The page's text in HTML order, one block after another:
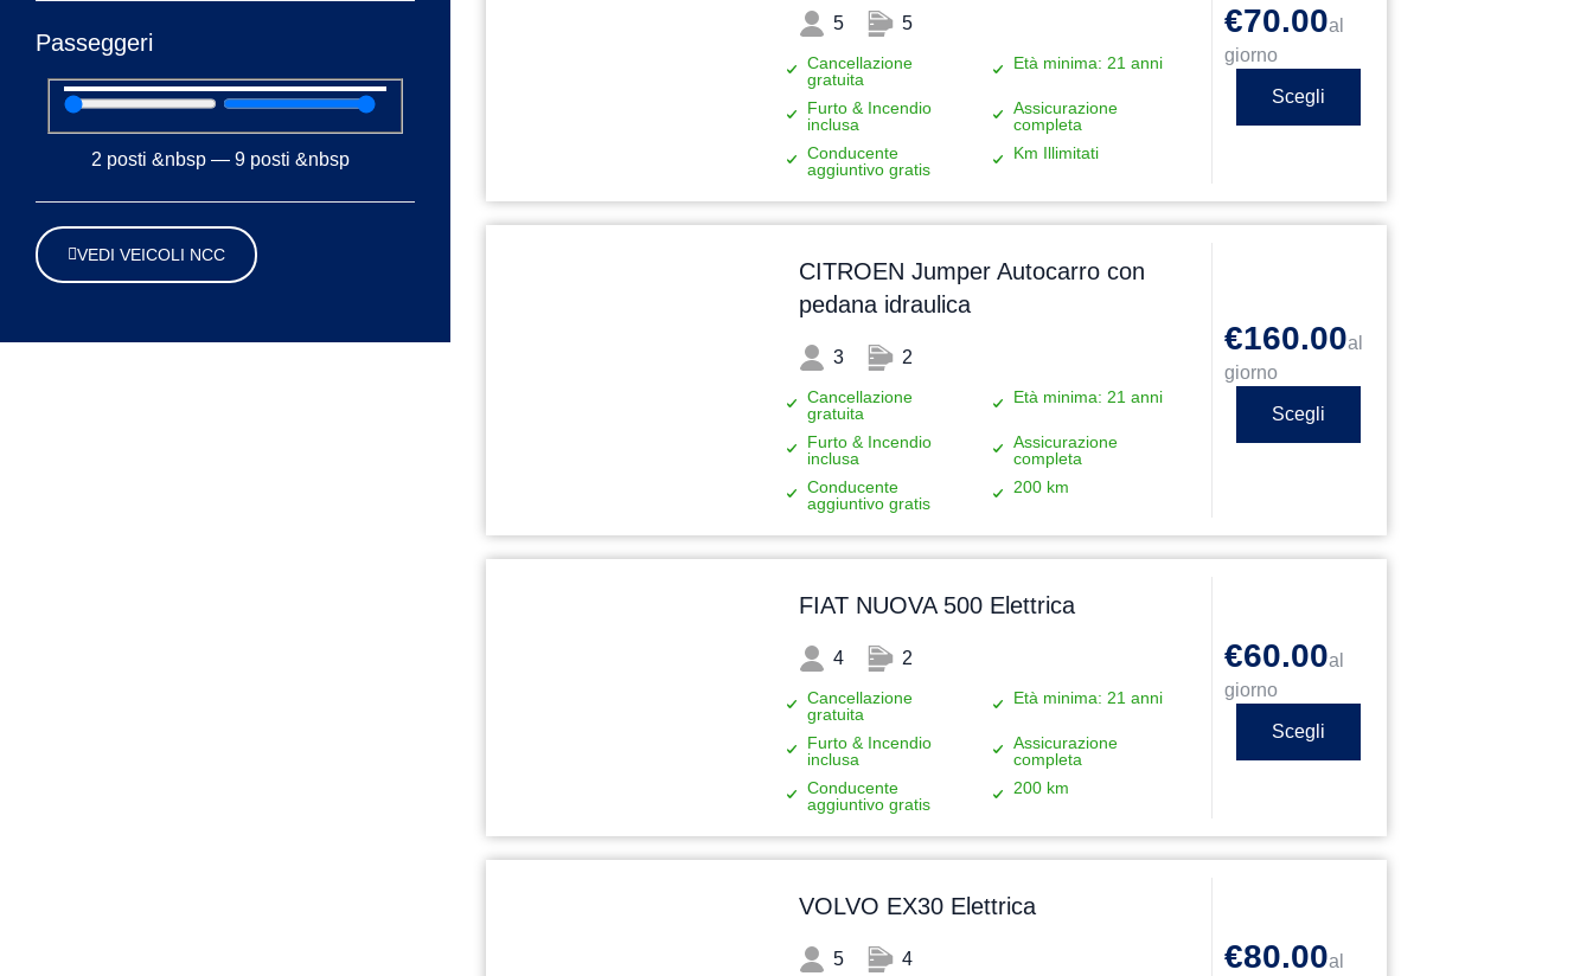
Passeggeri
2 posti &nbsp— 9 posti &nbsp
VEDI VEICOLI NCC
5 5
Cancellazione
gratuita
Età minima: 21 anni
Furto & Incendio
inclusa
Assicurazione
completa
Conducente
aggiuntivo gratis
Km Illimitati
€70.00al
giorno
Scegli
CITROEN Jumper Autocarro con
pedana idraulica
3 2
Cancellazione
gratuita
Età minima: 21 anni
Furto & Incendio
inclusa
Assicurazione
completa
Conducente
aggiuntivo gratis
200 km
€160.00al
giorno
Scegli
FIAT NUOVA 500 Elettrica
4 2
Cancellazione
gratuita
Età minima: 21 anni
Furto & Incendio
inclusa
Assicurazione
completa
Conducente
aggiuntivo gratis
200 km
€60.00al
giorno
Scegli
VOLVO EX30 Elettrica
5 4 €80.00al